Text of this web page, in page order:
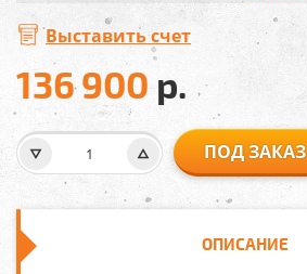
Выставить счет
136 900 р.
ПОД ЗАКАЗ
ОПИСАНИЕ